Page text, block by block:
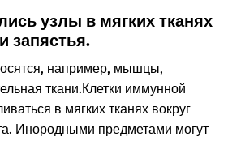
узлы в мягких тканях
запястья.
например, мышцы,
ткани.Клетки иммунной
в мягких тканях вокруг
Инородными предметами могут